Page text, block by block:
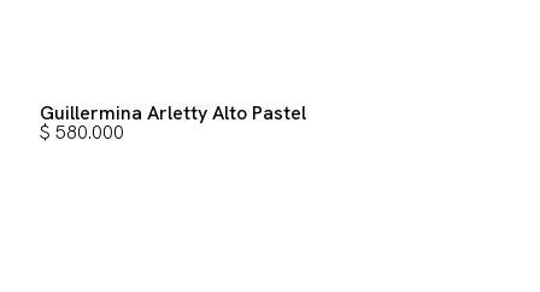
Guillermina Arletty Alto Pastel
$ 580.000